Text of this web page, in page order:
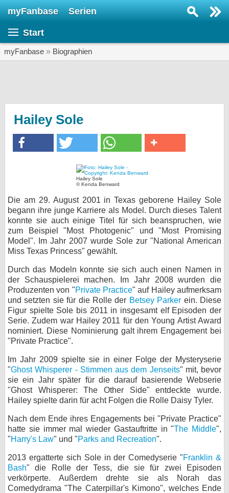
myFanbase Serien
Start
myFanbase » Biographien
Hailey Sole
Hailey Sole
© Kenda Benward
Die am 29. August 2001 in Texas geborene Hailey Sole
begann ihre junge Karriere als Model. Durch dieses Talent
konnte sie auch einige Titel für sich beanspruchen, wie
zum Beispiel "Most Photogenic" und "Most Promising
Model". Im Jahr 2007 wurde Sole zur "National American
Miss Texas Princess" gewählt.
Durch das Modeln konnte sie sich auch einen Namen in
der Schauspielerei machen. Im Jahr 2008 wurden die
Produzenten von "Private Practice" auf Hailey aufmerksam
und setzten sie für die Rolle der Betsey Parker ein. Diese
Figur spielte Sole bis 2011 in insgesamt elf Episoden der
Serie. Zudem war Hailey 2011 für den Young Artist Award
nominiert. Diese Nominierung galt ihrem Engagement bei
"Private Practice".
Im Jahr 2009 spielte sie in einer Folge der Mysteryserie
"Ghost Whisperer - Stimmen aus dem Jenseits" mit, bevor
sie ein Jahr später für die darauf basierende Webserie
"Ghost Whisperer: The Other Side" entdeckte wurde.
Hailey spielte darin für acht Folgen die Rolle Daisy Tyler.
Nach dem Ende ihres Engagements bei "Private Practice"
hatte sie immer mal wieder Gastauftritte in "The Middle",
"Harry's Law" und "Parks and Recreation".
2013 ergatterte sich Sole in der Comedyserie "Franklin &
Bash" die Rolle der Tess, die sie für zwei Episoden
verkörperte. Außerdem drehte sie als Norah das
Comedydrama "The Caterpillar's Kimono", welches Ende
Veranstaltungen
KULTUR
Specials
SERVICE
Gewinnspiele
Forum
bei X
bei Facebook
Kontakt
Nutzungsbedingungen
Cookie-Einstellungen
Impressum
Desktop-Ansicht
myFanbase